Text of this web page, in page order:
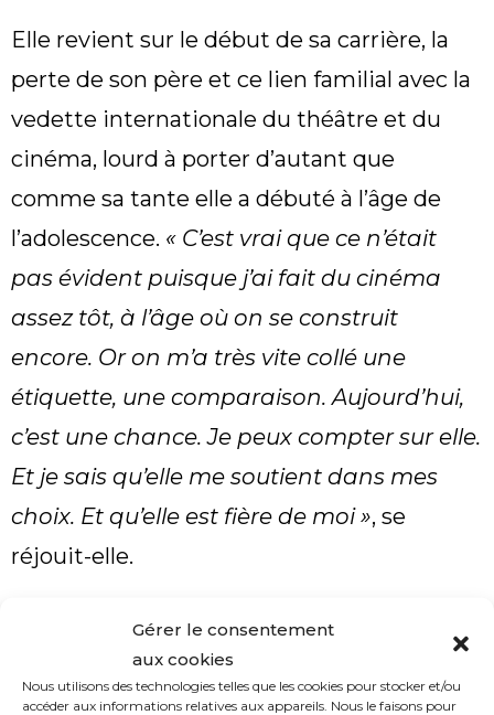
Gérer le consentement
aux cookies
Nous utilisons des technologies telles que les cookies pour stocker et/ou
accéder aux informations relatives aux appareils. Nous le faisons pour
Elle revient sur le début de sa carrière, la
perte de son père et ce lien familial avec la
vedette internationale du théâtre et du
cinéma, lourd à porter d’autant que
comme sa tante elle a débuté à l’âge de
l’adolescence. « C’est vrai que ce n’était
pas évident puisque j’ai fait du cinéma
assez tôt, à l’âge où on se construit
encore. Or on m’a très vite collé une
étiquette, une comparaison. Aujourd’hui,
c’est une chance. Je peux compter sur elle.
Et je sais qu’elle me soutient dans mes
choix. Et qu’elle est fière de moi », se
réjouit-elle.
Quant à la possibilité de faire une carrière
aussi brillante que son aînée, Zoé Adjani est
très réservée :« Je ne sais pas. Mais c’est